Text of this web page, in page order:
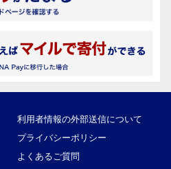
利用者情報の外部送信について
プライバシーポリシー
よくあるご質問